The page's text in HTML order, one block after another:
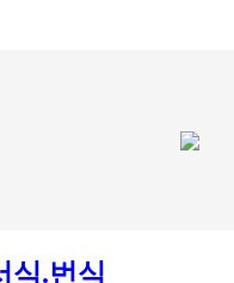
식.번식